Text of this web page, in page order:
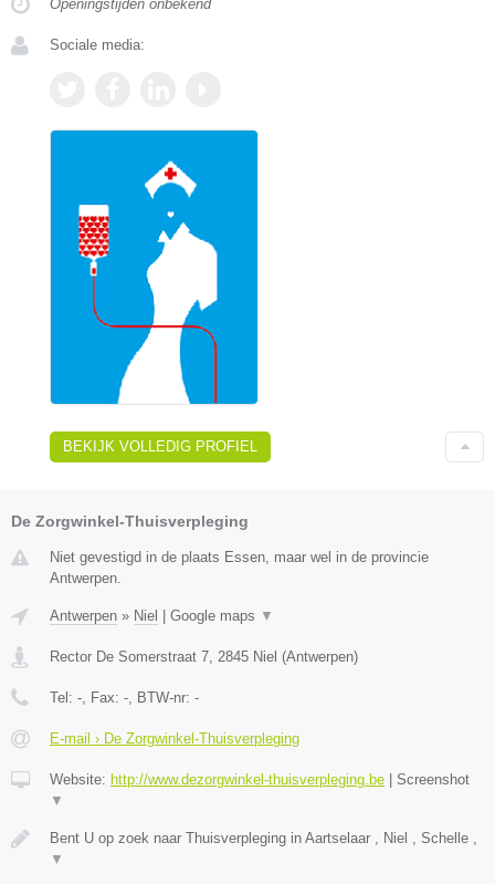
Openingstijden onbekend
Sociale media:
BEKIJK VOLLEDIG PROFIEL
De Zorgwinkel-Thuisverpleging
Niet gevestigd in de plaats Essen, maar wel in de provincie
Antwerpen.
Antwerpen » Niel Google maps ▼
Rector De Somerstraat 7, 2845 Niel (Antwerpen)
Tel: -, Fax: -, BTW-nr: -
E-mail › De Zorgwinkel-Thuisverpleging
Website: http://www.dezorgwinkel-thuisverpleging.be
Screenshot
▼
Bent U op zoek naar Thuisverpleging in Aartselaar , Niel , Schelle ,
▼